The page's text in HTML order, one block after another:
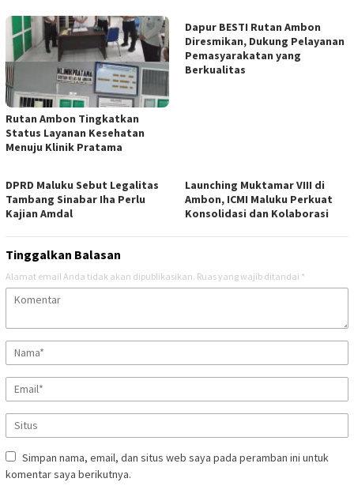
Rutan Ambon Tingkatkan
Status Layanan Kesehatan
Menuju Klinik Pratama
Dapur BESTI Rutan Ambon
Diresmikan, Dukung Pelayanan
Pemasyarakatan yang
Berkualitas
DPRD Maluku Sebut Legalitas
Tambang Sinabar Iha Perlu
Kajian Amdal
Launching Muktamar VIII di
Ambon, ICMI Maluku Perkuat
Konsolidasi dan Kolaborasi
Tinggalkan Balasan
Alamat email Anda tidak akan dipublikasikan. Ruas yang wajib ditandai *
Simpan nama, email, dan situs web saya pada peramban ini untuk
komentar saya berikutnya.